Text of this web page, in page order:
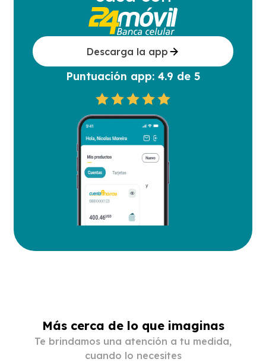
Puntuación app: 4.9 de 5
Descarga la app
Más cerca de lo que imaginas
Te brindamos una atención a tu medida,
cuando lo necesites